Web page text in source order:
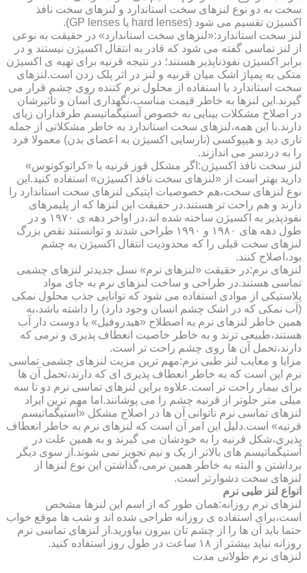
سخت به دو نوع لنزهای سخت استاندارد و لنزهای سخت نافذ
اکسیژن تقسیم می شود (hard lenses یا GP lenses).
لنز سخت استاندارد:«لنزهای سخت استاندارد» در حقیقت به نوعی
از لنز تماسی گفته می شود که قادر به انتقال اکسیژن نیستند و در
برابر اکسیژن نفوذناپذیر هستند؛ در نتیجه قرنیه برای تهیه ی اکسیژن
متکی به پمپاژ اشک میان قرنیه و لنز در اثر پلک زدن است.لنزهای
سخت استاندارد با استفاده از محلول نرم کننده روی چشم قرار می
گیرند.این لنزها به خاطر قیمت مناسب،نگهداری آسان و تأثیرشان
در اصلاح مشکلات بینایی به خصوص آستیگماتیسم طرفداران زیای
دارند.با این همه،لنزهای سخت استاندارد به خاطر مشکلاتی از جمله
تاری دید و هیپوکسی (نارسایی اکسیژن به اعضای بدن) معمولا فرد
را به دردسر می اندازند.
لنز سخت نافذ اکسیژن:اگر مشکل قوز قرنیه یا «کراتوکونوس»
دارید بهتر است از «لنزهای سخت نافذ اکسیژن» استفاده کنید.این
نوع لنزهای سخت،هم خصوصیات اپتیکی لنزهای سخت استاندارد را
دارند و هم راحت تر هستند.در حقیقت این لنزها که از پلیمرهای
نفوذپذیر به اکسیژن ساخته شده اند،در اواخر دهه ی ۱۹۷۰ و در
طول دهه های ۱۹۸۰ و ۱۹۹۰ طراحی شدند و توانستند نقص بزرگ
لنزهای سخت قبلی را که محدودیت انتقال اکسیژن به چشم
بود،اصلاح کنند.
لنزهای نرم:در حقیقت «لنزهای نرم» نسل جدیدتر لنزهای چشمی
تماسی هستند.در طراحی و ساخت لنزهای نرم به جای مواد
پلاستیکی از موادی استفاده می شود که توانایی جذب محلول نمکی
(آب نمکی که در اشک چشم انسان وجود دارد) را داشته باشد،به
همین خاطر لنزهای نرم به اصطلاح «هیدروفیل» یا دوست دار آب
هستند،طبیعی ترند و به خاطر خاصیت انعطاف پذیری و نرمی که
دارند،تحمل آن ها روی چشم راحت تر است.
مزایا و معایب لنز طبی نرم:مهم ترین مزیت لنزهای چشمی تماسی
نرم این است که به خاطر انعطاف پذیری ای که دارند،تحمل آن ها
برای بیمار راحت تر است.علاوه براین لنزهای تماسی نرم دو تا سه
میلی متر جلوتر از قرنیه چشم را می پوشانند.اما مهم ترین ایراد
لنزهای تماسی نرم ناتوانی آن ها در اصلاح مشکل «آستیگماتیسم
قرنیه» است.دلیل این امر آن است که لنزهای نرم به خاطر انعطاف
پذیری،شکل قرنیه را به خودشان می گیرند و به همین علت در
آستیگماتیسم های بالاتر از یک و نیم تجویز نمی شوند.از سوی دیگر
برداشتن و البته به خاطر همین نرمی،گذاشتن این نوع لنزها از
لنزهای سخت دشوارتر است.
انواع لنز طبی نرم
لنزهای نرم روزانه:همان طور که از اسم این لنزها مشخص
است،برای استفاده ی روزانه طراحی شده اند و شب ها موقع خواب
حتما باید آن ها را از چشم تان بیرون بیاورید.از لنزهای تماسی نرم
روزانه نباید بیشتر از ۱۸ ساعت در طول روز استفاده کنید.
لنزهای نرم طولانی مدت